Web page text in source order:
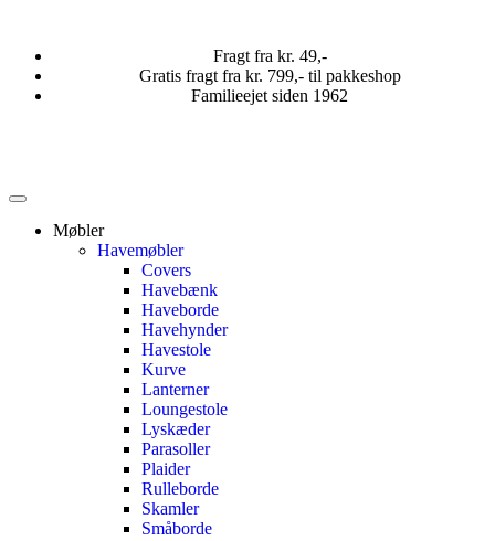
Fragt fra kr. 49,-
Gratis fragt fra kr. 799,- til pakkeshop
Familieejet siden 1962
Møbler
Havemøbler
Covers
Havebænk
Haveborde
Havehynder
Havestole
Kurve
Lanterner
Loungestole
Lyskæder
Parasoller
Plaider
Rulleborde
Skamler
Småborde